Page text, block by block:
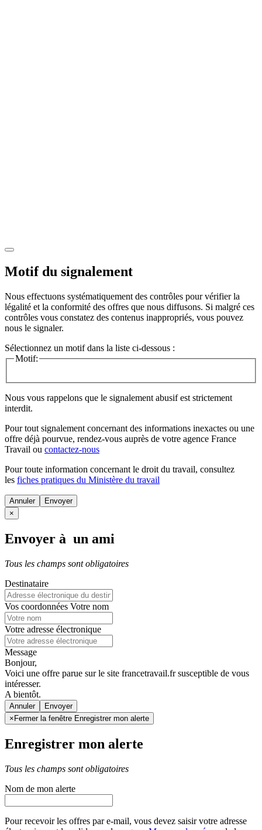
Motif du signalement
Nous effectuons systématiquement des contrôles pour vérifier la
légalité et la conformité des offres que nous diffusons. Si malgré ces
contrôles vous constatez des contenus inappropriés, vous pouvez
nous le signaler.
Sélectionnez un motif dans la liste ci-dessous :
Motif:
Nous vous rappelons que le signalement abusif est strictement
interdit.
Pour tout signalement concernant des informations inexactes ou une
offre déjà pourvue, rendez-vous auprès de votre agence France
Travail ou contactez-nous
Pour toute information concernant le droit du travail, consultez
les fiches pratiques du Ministère du travail
Annuler
×
Envoyer à un ami
Tous les champs sont obligatoires
Destinataire
Vos coordonnées Votre nom
Votre adresse électronique
Message
Bonjour,
Voici une offre parue sur le site francetravail.fr susceptible de vous
intéresser.
A bientôt.
Annuler
× Fermer la fenêtre Enregistrer mon alerte
Enregistrer mon alerte
Tous les champs sont obligatoires
Nom de mon alerte
Pour recevoir les offres par e-mail, vous devez saisir votre adresse